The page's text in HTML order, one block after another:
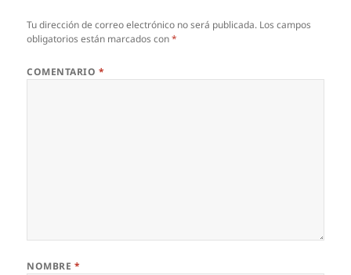
Tu dirección de correo electrónico no será publicada. Los campos
obligatorios están marcados con*
COMENTARIO *
NOMBRE *